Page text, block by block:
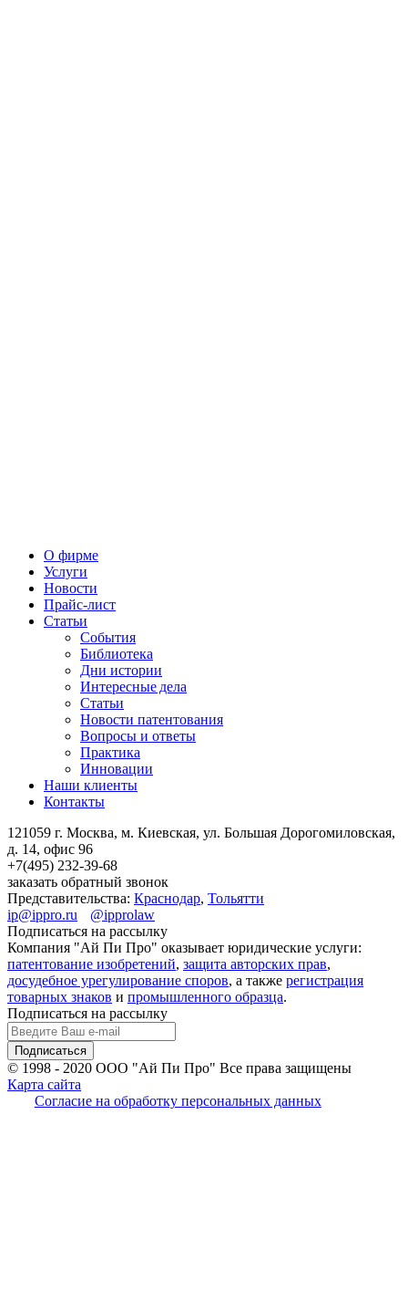
О фирме
Услуги
Новости
Прайс-лист
Статьи
События
Библиотека
Дни истории
Интересные дела
Статьи
Новости патентования
Вопросы и ответы
Практика
Инновации
Наши клиенты
Контакты
121059 г. Москва, м. Киевская, ул. Большая Дорогомиловская,
д. 14, офис 96
+7(495) 232-39-68
заказать обратный звонок
Представительства: Краснодар, Тольятти
ip@ippro.ru
@ipprolaw
Подписаться на рассылку
Компания "Ай Пи Про" оказывает юридические услуги:
патентование изобретений, защита авторских прав,
досудебное урегулирование споров, а также регистрация
товарных знаков и промышленного образца.
Подписаться на рассылку
© 1998 - 2020 ООО "Ай Пи Про" Все права защищены
Карта сайта
Согласие на обработку персональных данных